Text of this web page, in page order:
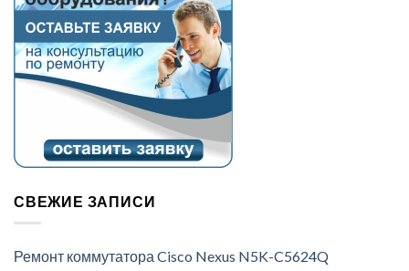
СВЕЖИЕ ЗАПИСИ
Ремонт коммутатора Cisco Nexus N5K-C5624Q